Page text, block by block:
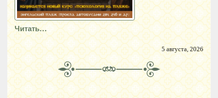
Читать…
5 августа, 2026